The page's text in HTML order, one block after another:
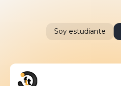
Soy estudiante